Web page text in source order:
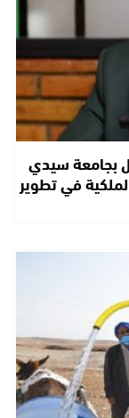
بجامعة سيدي
في تطوير